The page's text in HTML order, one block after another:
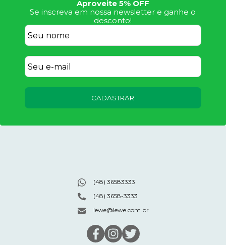
Aproveite 5% OFF
Se inscreva em nossa newsletter e ganhe o
desconto!
CADASTRAR
(48) 36583333
(48) 3658-3333
lewe@lewe.com.br